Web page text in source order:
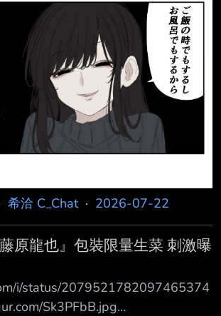
希洽 C_Chat· 2026-07-22
原龍也』包裝限量生菜 刺激曝
i/status/2079521782097465374
Sk3PFbB.jpg